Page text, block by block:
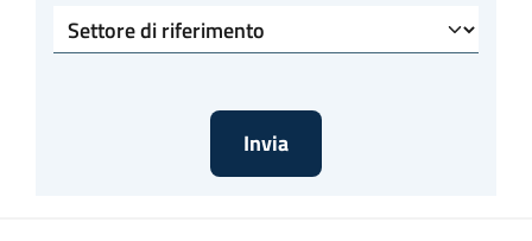
Settore di riferimento